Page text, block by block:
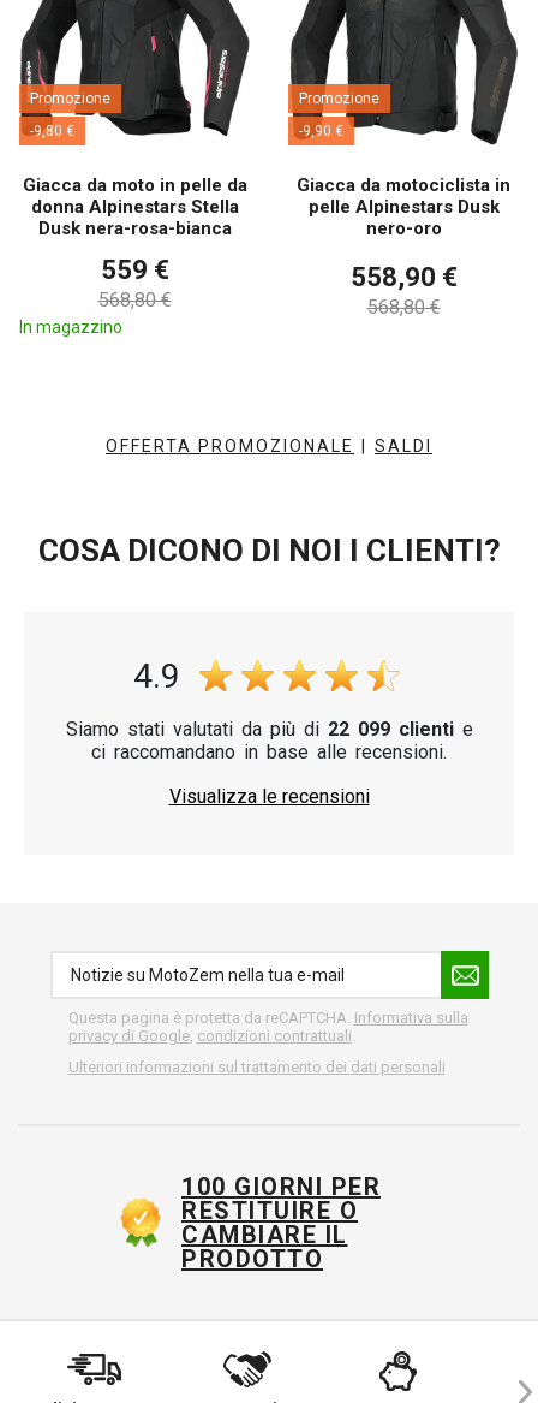
Promozione
-9,80 €
Giacca da moto in pelle da
donna Alpinestars Stella
Dusk nera-rosa-bianca
559 €
568,80 €
In magazzino
Promozione
-9,90 €
Giacca da motociclista in
pelle Alpinestars Dusk
nero-oro
558,90 €
568,80 €
OFFERTA PROMOZIONALE SALDI
COSA DICONO DI NOI I CLIENTI?
4.9
Siamo stati valutati da più di 22 099 clientie
ci raccomandano in base alle recensioni.
Visualizza le recensioni
Questa pagina è protetta da reCAPTCHA. Informativa sulla
privacy di Google, condizioni contrattuali
Ulteriori informazioni sul trattamento dei dati personali
100 GIORNI PER
RESTITUIRE O
CAMBIARE IL
PRODOTTO